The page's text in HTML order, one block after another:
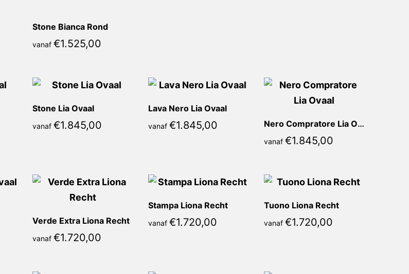
Stone Bianca Rond
vanaf €1.525,00
Stone Lia Ovaal
vanaf €1.845,00
Lava Nero Lia Ovaal
vanaf €1.845,00 Nero Compratore Lia Ovaal
vanaf €1.845,00
Verde Extra Liona Recht
vanaf €1.720,00
Stampa Liona Recht
vanaf €1.720,00
Tuono Liona Recht
vanaf €1.720,00